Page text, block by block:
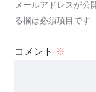
メールアドレスが公
る欄は必須項目です
コメント ※